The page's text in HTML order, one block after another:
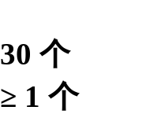
30 个
≥ 1 个